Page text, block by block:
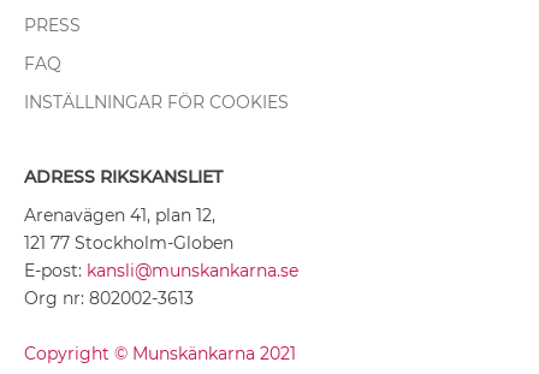
PRESS
FAQ
INSTÄLLNINGAR FÖR COOKIES
ADRESS RIKSKANSLIET
Arenavägen 41, plan 12,
121 77 Stockholm-Globen
E-post: kansli@munskankarna.se
Org nr: 802002-3613
Copyright © Munskänkarna 2021